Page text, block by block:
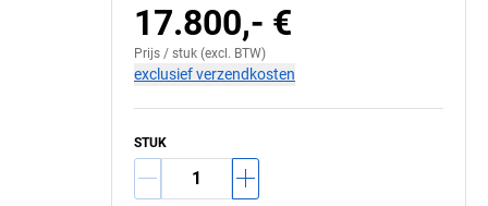
17.800,- €
Prijs / stuk (excl. BTW)
exclusief verzendkosten
STUK